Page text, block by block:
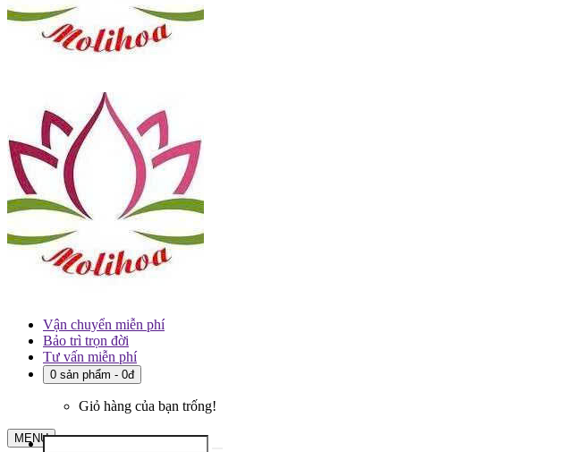
Vận chuyển miễn phí
Bảo trì trọn đời
Tư vấn miễn phí
0 sản phẩm - 0đ
Giỏ hàng của bạn trống!
MENU